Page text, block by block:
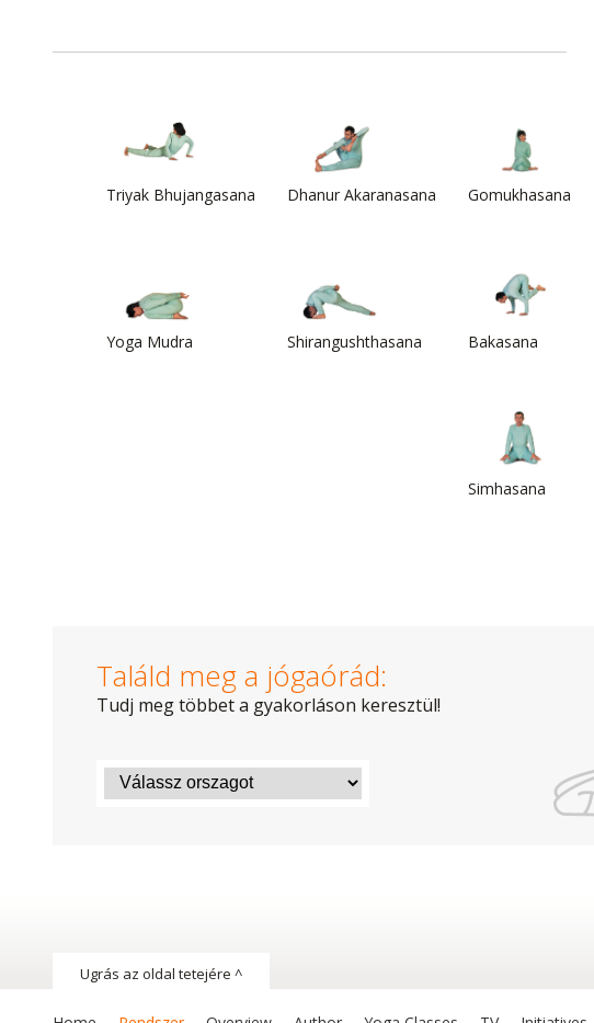
Triyak Bhujangasana Dhanur Akaranasana Gomukhasana
Yoga Mudra Shirangushthasana Bakasana
Simhasana
Találd meg a jógaórád:
Tudj meg többet a gyakorláson keresztül!
Ugrás az oldal tetejére ^